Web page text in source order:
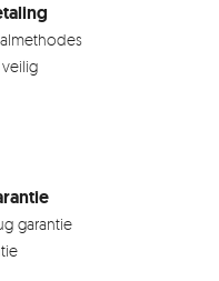
garantie